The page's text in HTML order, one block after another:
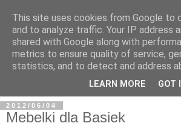
BFashions
2012/06/04
Mebelki dla Basiek
This site uses cookies from Google to
and to analyze traffic. Your IP address
shared with Google along with
metrics to ensure quality of service,
statistics, and to detect and address
LEARN MORE GOT